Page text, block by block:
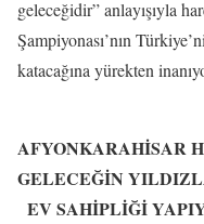
geleceğidir” anlayışıyla
Şampiyonası’nın
katacağına yürekten
AFYONKARAHİSAR
GELECEĞİN
EV SAHİPLİĞİ